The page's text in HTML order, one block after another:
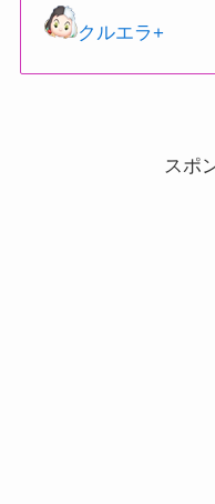
クルエラ+
スポ